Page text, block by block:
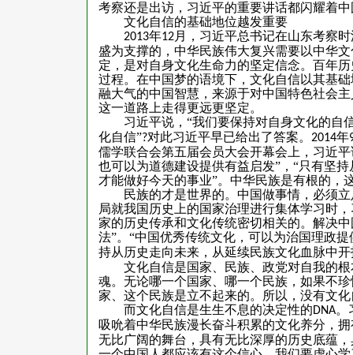
考察还是出访，习近平的重要讲话都闪耀着
文化自信的基础地位越发重要
2013年12月，习近平总书记在山东考察
盛为支撑的，中华民族伟大复兴需要以中华
定，是对自身文化生命力的坚定信念。百年
过程。在中国梦的语境下，文化自信以其基
融大气的中国智慧，来源于对中国特色社会
这一道路上走得更远更坚定。
习近平说，“我们要保持对自身文化的自
化自信”?对此习近平早已给出了答案。 2014年
儒学联合会第五届会员大会开幕会上，习近
也可以为道德建设提供有益启发”，“只有坚
才能做好今天的事业”。中华民族是有根的，
民族的才是世界的。中国做事情，必须立
局就我国历史上的国家治理进行集体学习时
家的历史传承和文化传统密切相关的。解决
法”。“中国优秀传统文化，可以为治国理政
持从历史走向未来，从延续民族文化血脉中
文化自信是国家、民族、政党对自我的根
魂。无论哪一个国家、哪一个民族，如果不
家、这个民族是立不起来的。所以，没有文
而文化自信是生生不息的决定性的DNA。
吸吮着中华民族漫长奋斗积累的文化养分，拥
无比广阔的舞台，具有无比深厚的历史底蕴